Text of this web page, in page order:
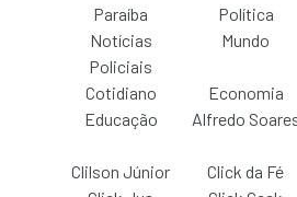
Paraíba Política
Notícias
Policiais
Mundo
Cotidiano Economia
Educação
Alfredo
Clilson Júnior
Click da Fé